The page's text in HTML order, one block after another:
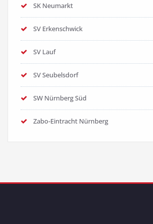
SK Neumarkt
SV Erkenschwick
SV Lauf
SV Seubelsdorf
SW Nürnberg Süd
Zabo-Eintracht Nürnberg